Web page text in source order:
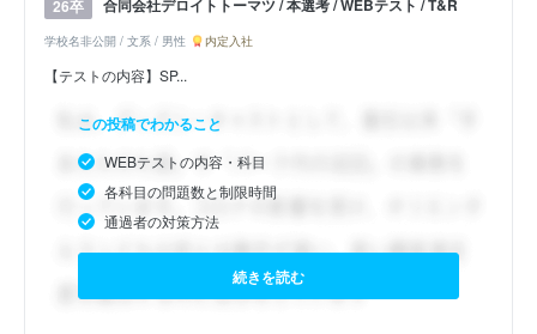
26卒 合同会社デロイトトーマツ / 本選考 / WEBテスト / T&R
学校名非公開 / 文系 / 男性 内定入社
【テストの内容】SP...
この投稿でわかること
WEBテストの内容・科目
各科目の問題数と制限時間
通過者の対策方法
続きを読む